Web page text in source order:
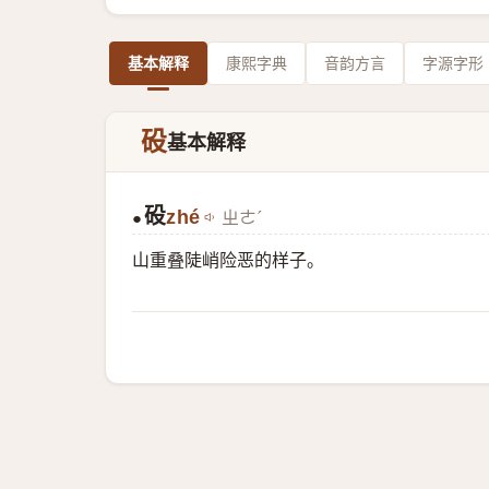
基本解释 康熙字典 音韵方言 字源字形
砓基本解释
● 砓zhé ㄓㄜˊ
山重叠陡峭险恶的样子。